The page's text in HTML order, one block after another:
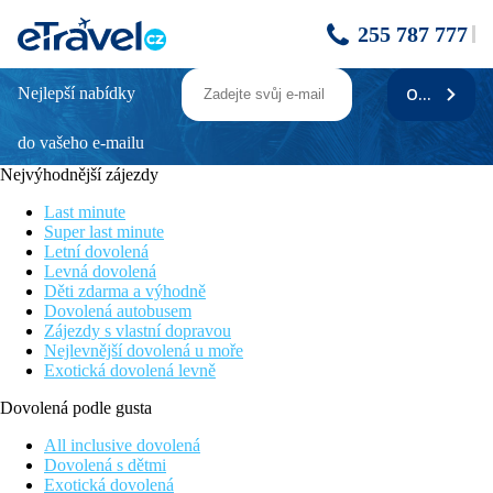
255 787 777
Four Seasons
Hotel s vysokým standardem poskytovaných služeb
Pro náročné klienty
Hotel známý svou výbornou kuchyní a kulinářskými
specialitami pro gurmány
Část hotelu jen pro dospělé
Poloha
U vlastní písečné pláže cca 8 km východně od hlavního centra
Limassolu. V okolí několik obchodů, restaurací a barů.
Vybavení
283 pokojů, hlavní budova a několik vedlejších residencí, část
hotelu pouze pro dospělé, vstupní hala s recepcí, několik la
carte restaurací (středomořská, plody moře, orientální a italská),
několik kaváren a barů, konferenční místnost, pasáž s obchody a
Nejlepší nabídky
do vašeho e-mailu
ODEBÍRAT
Nejvýhodnější zájezdy
Last minute
Super last minute
Letní dovolená
Levná dovolená
Děti zdarma a výhodně
Dovolená autobusem
Zájezdy s vlastní dopravou
Nejlevnější dovolená u moře
Exotická dovolená levně
Dovolená podle gusta
All inclusive dovolená
Dovolená s dětmi
Exotická dovolená